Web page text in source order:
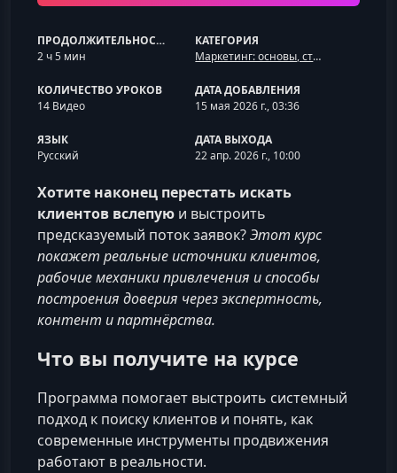
ПРОДОЛЖИТЕЛЬНОСТЬ
2 ч 5 мин
КАТЕГОРИЯ
Маркетинг: основы, стратегия и профессия
КОЛИЧЕСТВО УРОКОВ
14 Видео
ДАТА ДОБАВЛЕНИЯ
15 мая 2026 г., 03:36
ЯЗЫК
Русский
ДАТА ВЫХОДА
22 апр. 2026 г., 10:00
Хотите наконец перестать искать
клиентов вслепую и выстроить
предсказуемый поток заявок?Этот курс
покажет реальные источники клиентов,
рабочие механики привлечения и способы
построения доверия через экспертность,
контент и партнёрства.
Что вы получите на курсе
Программа помогает выстроить системный
подход к поиску клиентов и понять, как
современные инструменты продвижения
работают в реальности.